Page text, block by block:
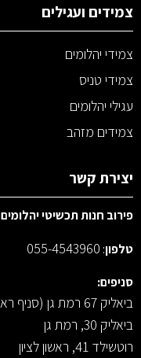
צמידים ועגילים
צמידי יהלומים
צמידי טניס
עגילי יהלומים
צמידים מזהב
יצירת קשר
פירוב חנות תכשיטי יהלומים
טלפון:
055-4543960
סניפים:
ביאליק 67 רמת גן (סניף ראשי)
ביאליק 30, רמת גן
רוטשילד 41, ראשון לציון